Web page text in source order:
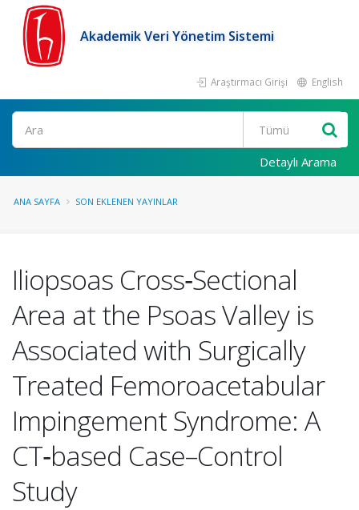
Akademik Veri Yönetim Sistemi
Araştırmacı Girişi English
Ara
Detaylı Arama
ANA SAYFA SON EKLENEN YAYINLAR
Iliopsoas Cross‑Sectional
Area at the Psoas Valley is
Associated with Surgically
Treated Femoroacetabular
Impingement Syndrome: A
CT‑based Case–Control
Study